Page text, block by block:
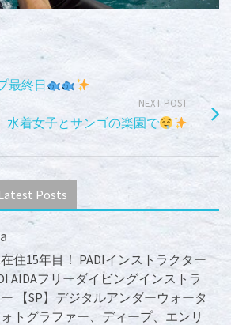
最終日
NEXT POST
水着女子とサンゴの楽園で
Latest Posts
住15年目！ PADIインストラクター
AIDAフリーダイビングインストラ
【SP】デジタルアンダーウォータ
トグラファー、ディープ、エンリ